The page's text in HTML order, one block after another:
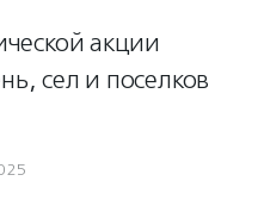
акции
сел и поселков